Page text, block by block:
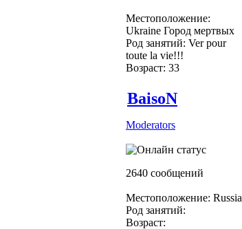
Местоположение:
Ukraine Город мертвых
Род занятий: Ver pour
toute la vie!!!
Возраст: 33
BaisoN
Moderators
2640 сообщений
Местоположение: Russia
Род занятий:
Возраст: